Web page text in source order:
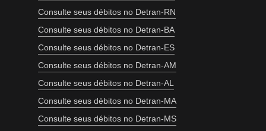
Consulte seus débitos no Detran-RN
Consulte seus débitos no Detran-BA
Consulte seus débitos no Detran-ES
Consulte seus débitos no Detran-AM
Consulte seus débitos no Detran-AL
Consulte seus débitos no Detran-MA
Consulte seus débitos no Detran-MS